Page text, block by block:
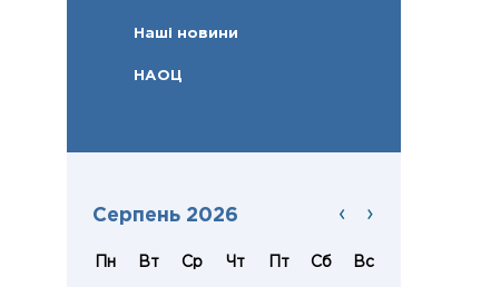
Наші новини
НАОЦ
›
‹
Серпень 2026
Пн Вт Ср Чт Пт Сб Вс